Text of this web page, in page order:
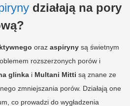
działają na pory
oraz aspiryny są świetnym
rozszerzonych porów i
glinka i Multani Mitti są znane ze
zmniejszania porów. Działają one
co prowadzi do wygładzenia